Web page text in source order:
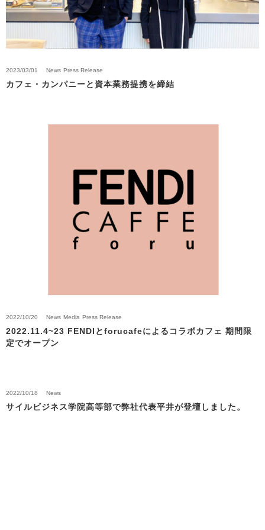
2023/03/01 News Press Release
カフェ・カンパニーと資本業務提携を締結
2022/10/20 News Media Press Release
2022.11.4~23 FENDIとforucafeによるコラボカフェ 期間限
定でオープン